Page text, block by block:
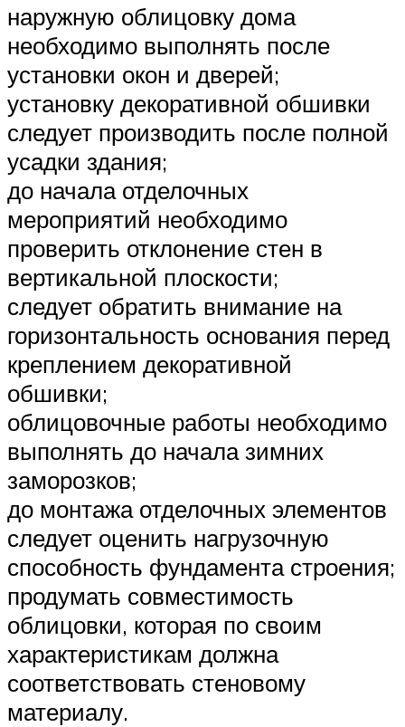
наружную облицовку дома
необходимо выполнять после
установки окон и дверей;
установку декоративной обшивки
следует производить после полной
усадки здания;
до начала отделочных
мероприятий необходимо
проверить отклонение стен в
вертикальной плоскости;
следует обратить внимание на
горизонтальность основания перед
креплением декоративной
обшивки;
облицовочные работы необходимо
выполнять до начала зимних
заморозков;
до монтажа отделочных элементов
следует оценить нагрузочную
способность фундамента строения;
продумать совместимость
облицовки, которая по своим
характеристикам должна
соответствовать стеновому
материалу.